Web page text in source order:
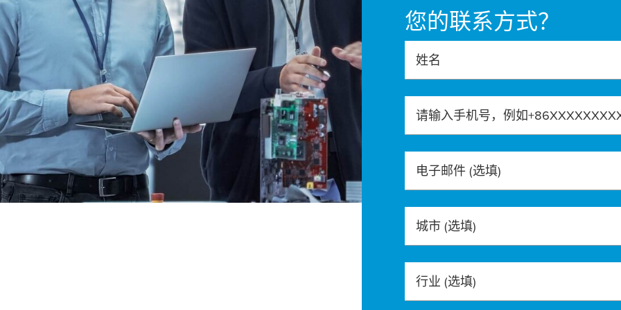
您的联系方式？
姓名
请输入手机号，例如
电子邮件 (选填)
城市 (选填)
行业 (选填)